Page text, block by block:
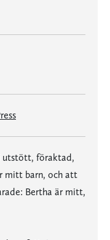
utstött, föraktad,
mitt barn, och att
Bertha är mitt,